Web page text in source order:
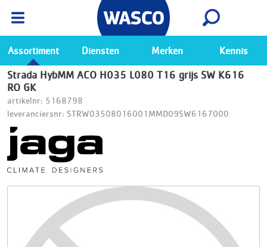
Ga naar de Wasco app
Bekijk
Assortiment Diensten Merken Kennis
Strada HybMM ACO H035 L080 T16 grijs SW K616
RO GK
artikelnr: 5168798
leveranciersnr: STRW03508016001MMD09SW6167000